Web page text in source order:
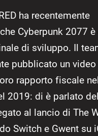
ha recentemente
Cyberpunk 2077 è
di sviluppo. Il
pubblicato un video
rapporto fiscale
2019: di è parlato del
al lancio di The
Switch e Gwent su